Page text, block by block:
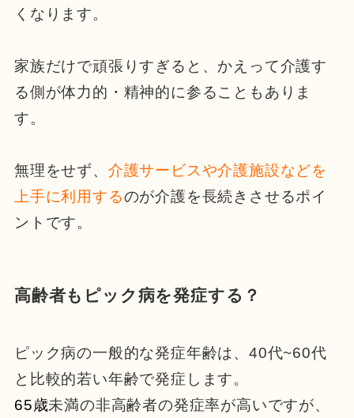
くなります。
家族だけで頑張りすぎると、かえって介護す
る側が体力的・精神的に参ることもありま
す。
無理をせず、 介護サービスや介護施設などを
上手に利用するのが介護を長続きさせるポイ
ントです。
高齢者もピック病を発症する？
ピック病の一般的な発症年齢は、40代~60代
と比較的若い年齢で発症します。
65歳未満の非高齢者の発症率が高いですが、